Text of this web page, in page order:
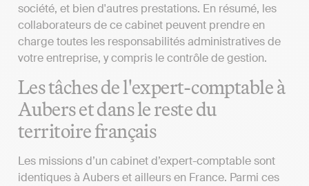
société, et bien d'autres prestations. En résumé, les
collaborateurs de ce cabinet peuvent prendre en
charge toutes les responsabilités administratives de
votre entreprise, y compris le contrôle de gestion.
Les tâches de l'expert-comptable à
Aubers et dans le reste du
territoire français
Les missions d’un cabinet d’expert-comptable sont
identiques à Aubers et ailleurs en France. Parmi ces